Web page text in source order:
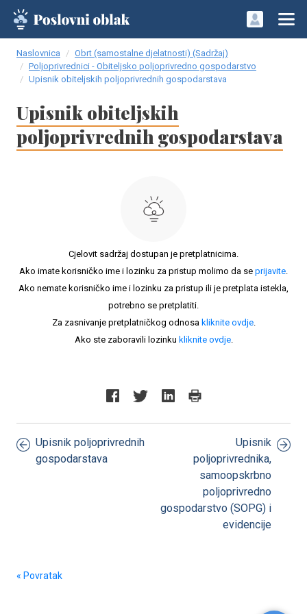
Naslovnica
Obrt (samostalne djelatnosti) (Sadržaj)
Poljoprivrednici - Obiteljsko poljoprivredno gospodarstvo
Upisnik obiteljskih poljoprivrednih gospodarstava
Upisnik obiteljskih
poljoprivrednih gospodarstava
Cjelovit sadržaj dostupan je pretplatnicima.
Ako imate korisničko ime i lozinku za pristup molimo da se prijavite.
Ako nemate korisničko ime i lozinku za pristup ili je pretplata istekla,
potrebno se pretplatiti.
Za zasnivanje pretplatničkog odnosa kliknite ovdje.
Ako ste zaboravili lozinku kliknite ovdje.
Upisnik poljoprivrednih
gospodarstava
Upisnik
poljoprivrednika,
samoopskrbno
poljoprivredno
gospodarstvo (SOPG) i
evidencije
« Povratak